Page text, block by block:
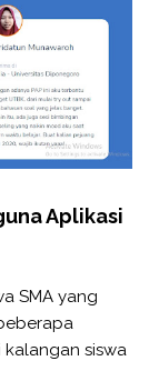
Aplikasi
SMA yang
siswa